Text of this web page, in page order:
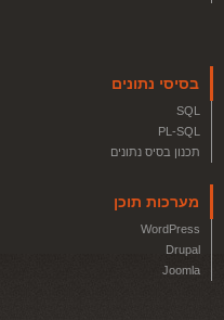
בסיסי נתונים
SQL
PL-SQL
תכנון בסיס נתונים
מערכות תוכן
WordPress
Drupal
Joomla